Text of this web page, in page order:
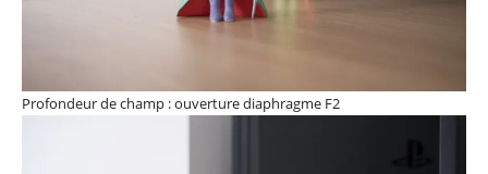
Profondeur de champ : ouverture diaphragme F2